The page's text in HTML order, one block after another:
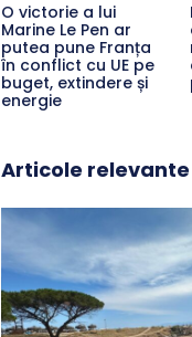
O victorie a lui
Marine Le Pen ar
putea pune Franța
în conflict cu UE pe
buget, extindere și
energie
Articole relevante